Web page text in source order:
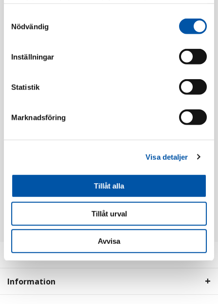
Nödvändig
Inställningar
Statistik
Marknadsföring
Visa detaljer
Tillåt alla
Tillåt urval
Avvisa
Stickpropp 16A 3p 6h
Stickpropp 16A 4p 9h
Stickpropp 16A 5p 6h
PC Electric
Stickpropp 32A 5p 6h
IP44
Kundservice
Information